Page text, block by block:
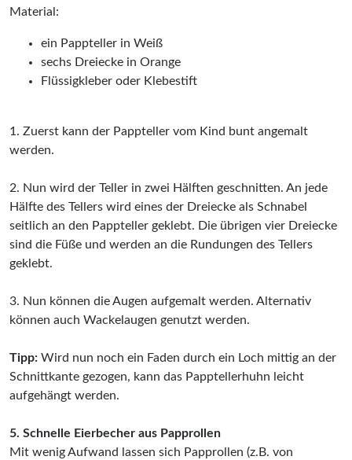
Material:
ein Pappteller in Weiß
sechs Dreiecke in Orange
Flüssigkleber oder Klebestift
1. Zuerst kann der Pappteller vom Kind bunt angemalt
werden.
2. Nun wird der Teller in zwei Hälften geschnitten. An jede
Hälfte des Tellers wird eines der Dreiecke als Schnabel
seitlich an den Pappteller geklebt. Die übrigen vier Dreiecke
sind die Füße und werden an die Rundungen des Tellers
geklebt.
3. Nun können die Augen aufgemalt werden. Alternativ
können auch Wackelaugen genutzt werden.
Tipp: Wird nun noch ein Faden durch ein Loch mittig an der
Schnittkante gezogen, kann das Papptellerhuhn leicht
aufgehängt werden.
5. Schnelle Eierbecher aus Papprollen
Mit wenig Aufwand lassen sich Papprollen (z.B. von